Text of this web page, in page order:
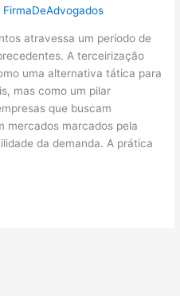
FirmaDeAdvogados
atravessa um período de
A terceirização
uma alternativa tática para
mas como um pilar
que buscam
mercados marcados pela
da demanda. A prática